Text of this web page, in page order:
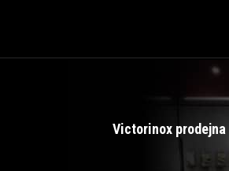
Victorinox prodejna